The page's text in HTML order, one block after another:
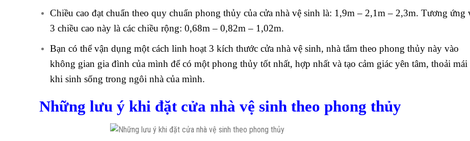
Chiều cao đạt chuẩn theo quy chuẩn phong thủy của cửa nhà vệ sinh là: 1,9m – 2,1m – 2,3m. Tương ứng
3 chiều cao này là các chiều rộng: 0,68m – 0,82m – 1,02m.
Bạn có thể vận dụng một cách linh hoạt 3 kích thước cửa nhà vệ sinh, nhà tắm theo phong thủy này vào
không gian gia đình của mình để có một phong thủy tốt nhất, hợp nhất và tạo cảm giác yên tâm, thoải mái
khi sinh sống trong ngôi nhà của mình.
Những lưu ý khi đặt cửa nhà vệ sinh theo phong thủy